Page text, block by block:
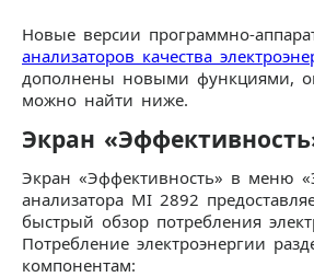
Новые версии программно-
анализаторов качества
дополнены новыми функциями,
можно найти ниже.
Экран
Экран «Эффективность» в меню
анализатора MI 2892
быстрый обзор потребления
Потребление электроэнергии
компонентам: